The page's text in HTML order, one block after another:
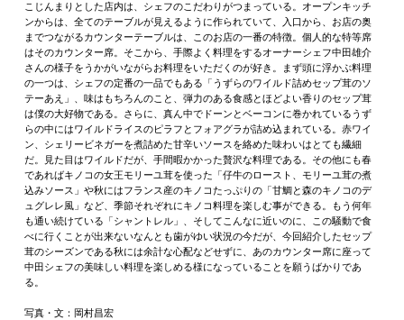
こじんまりとした店内は、シェフのこだわりがつまっている。オープンキッチ
ンからは、全てのテーブルが見えるように作られていて、入口から、お店の奥
までつながるカウンターテーブルは、このお店の一番の特徴。個人的な特等席
はそのカウンター席。そこから、手際よく料理をするオーナーシェフ中田雄介
さんの様子をうかがいながらお料理をいただくのが好き。まず頭に浮かぶ料理
の一つは、シェフの定番の一品でもある「うずらのワイルド詰めセップ茸のソ
テーあえ」、味はもちろんのこと、弾力のある食感とほどよい香りのセップ茸
は僕の大好物である。さらに、真ん中でドーンとベーコンに巻かれているうず
らの中にはワイルドライスのピラフとフォアグラが詰め込まれている。赤ワイ
ン、シェリービネガーを煮詰めた甘辛いソースを絡めた味わいはとても繊細
だ。見た目はワイルドだが、手間暇かかった贅沢な料理である。その他にも春
であればキノコの女王モリーユ茸を使った「仔牛のロースト、モリーユ茸の煮
込みソース」や秋にはフランス産のキノコたっぷりの「甘鯛と森のキノコのデ
ュグレレ風」など、季節それぞれにキノコ料理を楽しむ事ができる。もう何年
も通い続けている「シャントレル」、そしてこんなに近いのに、この騒動で食
べに行くことが出来ないなんとも歯がゆい状況の今だが、今回紹介したセップ
茸のシーズンである秋には余計な心配などせずに、あのカウンター席に座って
中田シェフの美味しい料理を楽しめる様になっていることを願うばかりであ
る。
写真・文：岡村昌宏